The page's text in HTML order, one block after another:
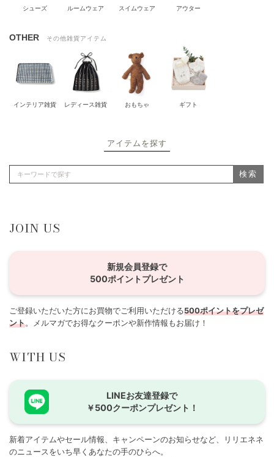
シューズ ルームウェア スイムウェア アウター
OTHER その他雑貨アイテム
インテリア雑貨 レディース雑貨 おもちゃ ギフト
アイテムを探す
検索
JOIN US
新規会員登録で
500ポイントプレゼント
ご登録いただいた方にお買物でご利用いただける500ポイントをプレゼ
ント。メルマガでお得なクーポンや新作情報もお届け！
WITH US
LINEお友達登録で
￥500クーポンプレゼント！
新着アイテムやセール情報、キャンペーンのお知らせなど、リリエネネ
のニュースをいち早くあなたの手のひらへ。